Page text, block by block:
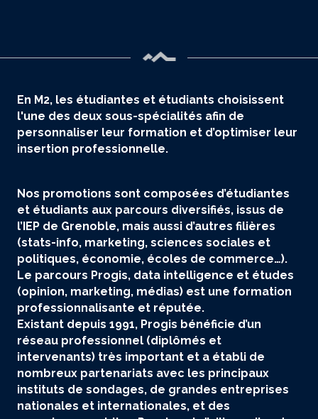
En M2, les étudiantes et étudiants choisissent
l'une des deux sous-spécialités afin de
personnaliser leur formation et d’optimiser leur
insertion professionnelle.
Nos promotions sont composées d’étudiantes
et étudiants aux parcours diversifiés, issus de
l’IEP de Grenoble, mais aussi d’autres filières
(stats-info, marketing, sciences sociales et
politiques, économie, écoles de commerce…).
Le parcours Progis, data intelligence et études
(opinion, marketing, médias) est une formation
professionnalisante et réputée.
Existant depuis 1991, Progis bénéficie d’un
réseau professionnel (diplômés et
intervenants) très important et a établi de
nombreux partenariats avec les principaux
instituts de sondages, de grandes entreprises
nationales et internationales, et des